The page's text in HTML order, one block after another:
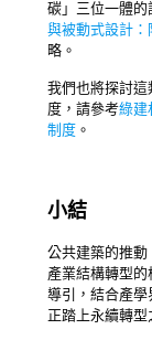
碳」三位一體
與被動式設計：
略。
我們也將探討這
度，請參考綠建
制度 。
小結
公共建築的推
產業結構轉型
導引，結合產
正踏上永續轉型